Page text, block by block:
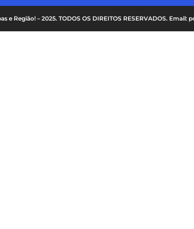
e Região! – 2025. TODOS OS DIREITOS RESERVADOS.